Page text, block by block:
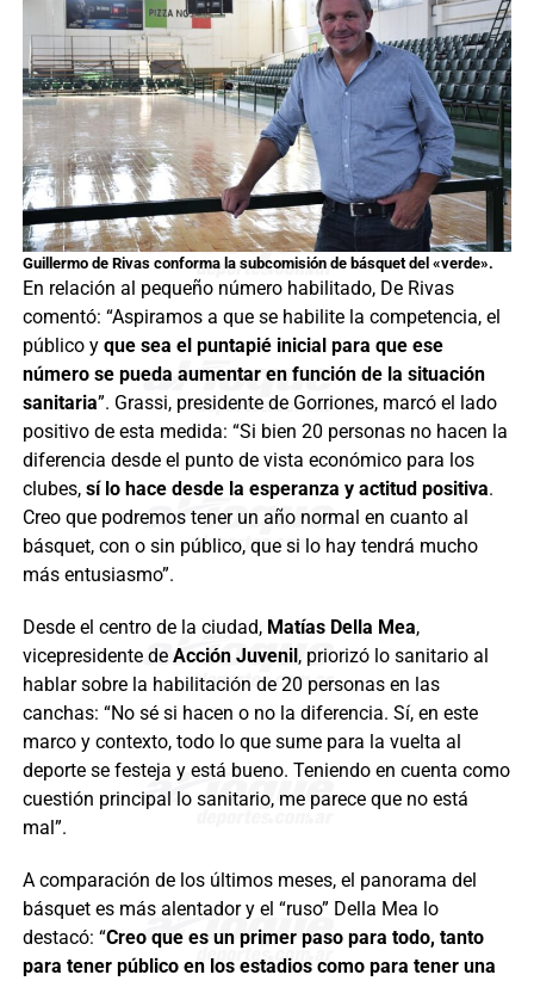
Guillermo de Rivas conforma la subcomisión de básquet del «verde».
En relación al pequeño número habilitado, De Rivas
comentó: “Aspiramos a que se habilite la competencia, el
público y que sea el puntapié inicial para que ese
número se pueda aumentar en función de la situación
sanitaria”. Grassi, presidente de Gorriones, marcó el lado
positivo de esta medida: “Si bien 20 personas no hacen la
diferencia desde el punto de vista económico para los
clubes, sí lo hace desde la esperanza y actitud positiva.
Creo que podremos tener un año normal en cuanto al
básquet, con o sin público, que si lo hay tendrá mucho
más entusiasmo”.
Desde el centro de la ciudad, Matías Della Mea,
vicepresidente de Acción Juvenil, priorizó lo sanitario al
hablar sobre la habilitación de 20 personas en las
canchas: “No sé si hacen o no la diferencia. Sí, en este
marco y contexto, todo lo que sume para la vuelta al
deporte se festeja y está bueno. Teniendo en cuenta como
cuestión principal lo sanitario, me parece que no está
mal”.
A comparación de los últimos meses, el panorama del
básquet es más alentador y el “ruso” Della Mea lo
destacó: “Creo que es un primer paso para todo, tanto
para tener público en los estadios como para tener una